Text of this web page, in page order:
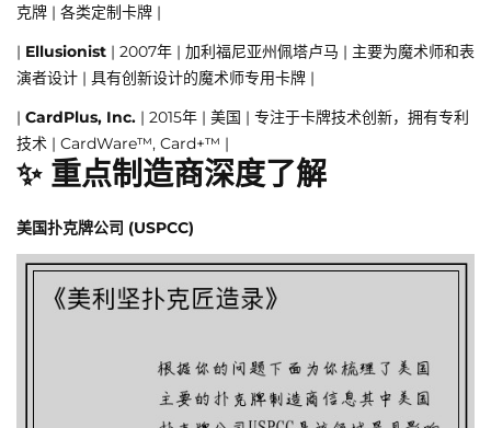
克牌 | 各类定制卡牌 |
| Ellusionist | 2007年 | 加利福尼亚州佩塔卢马 | 主要为魔术师和表
演者设计 | 具有创新设计的魔术师专用卡牌 |
| CardPlus, Inc. | 2015年 | 美国 | 专注于卡牌技术创新，拥有专利
技术 | CardWare™, Card+™ |
✨ 重点制造商深度了解
美国扑克牌公司 (USPCC)